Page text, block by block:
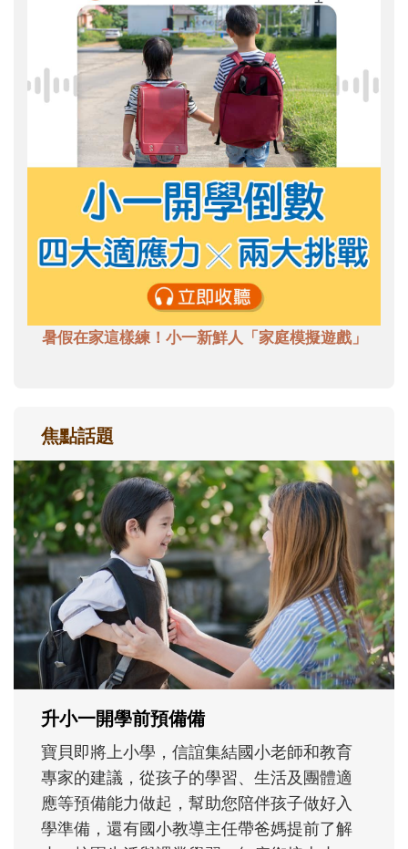
暑假在家這樣練！小一新鮮人「家庭模擬遊戲」
焦點話題
和孩子一起長大的那個男人│讀懂父親的
不同模樣
沒有人天生就擅長當爸爸！男人總是在一次
次「前所未有」的體驗中，跟著孩子一起長
大。從給予安全感的肢體遊戲，到獨立自
主、角色認同及解決問題的能力養成。爸爸
正嘗試用不同的模樣，參與孩子每個重要的